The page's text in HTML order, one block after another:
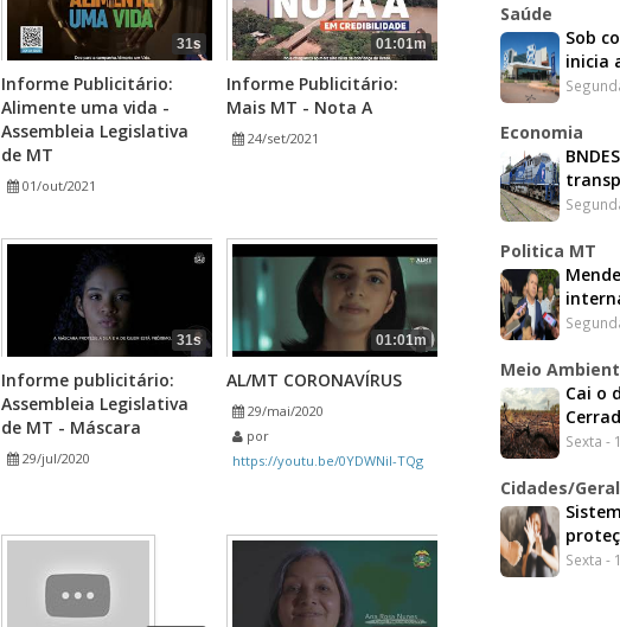
31s
Informe Publicitário:
Alimente uma vida -
Assembleia Legislativa
de MT
01/out/2021
01:01m
Informe Publicitário:
Mais MT - Nota A
24/set/2021
31s
Informe publicitário:
Assembleia Legislativa
de MT - Máscara
29/jul/2020
01:01m
AL/MT CORONAVÍRUS
29/mai/2020
por
https://youtu.be/0YDWNil-TQg
Saúde
Sob
inicia
Economia
Politica MT
Meio
Cai o
Sexta -
Cidades/Geral
Sexta -